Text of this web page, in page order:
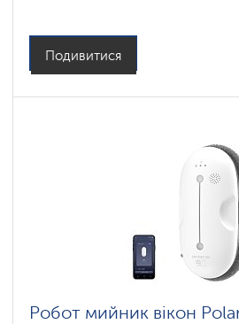
Подивитися
Робот мийник вікон